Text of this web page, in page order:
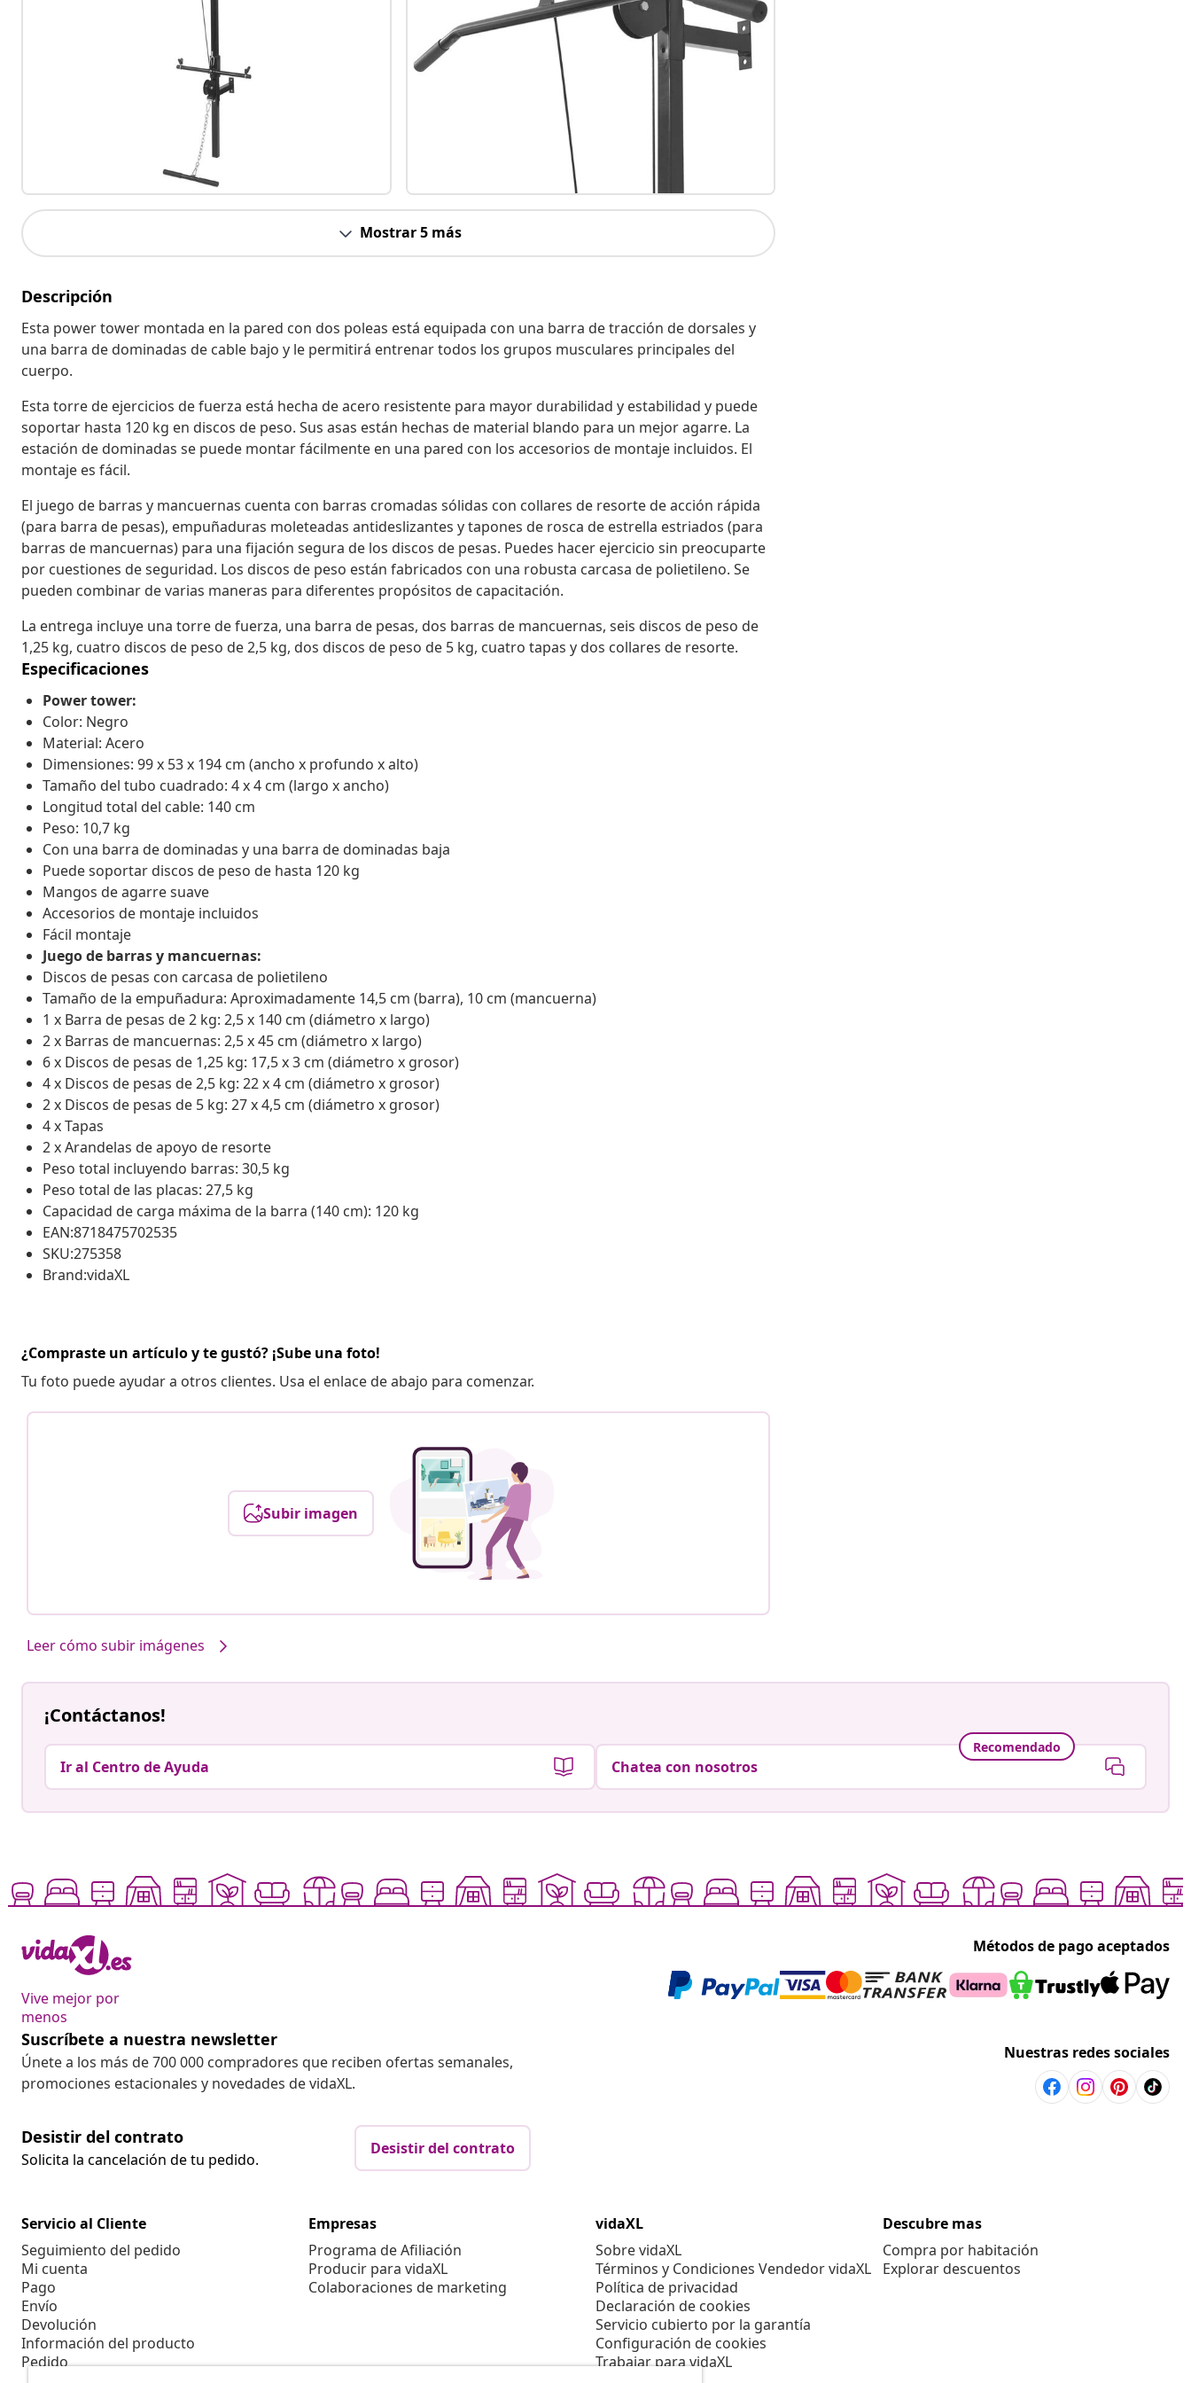
Mostrar 5 más
Descripción
Esta power tower montada en la pared con dos poleas está equipada con una barra de tracción de dorsales y
una barra de dominadas de cable bajo y le permitirá entrenar todos los grupos musculares principales del
cuerpo.
Esta torre de ejercicios de fuerza está hecha de acero resistente para mayor durabilidad y estabilidad y puede
soportar hasta 120 kg en discos de peso. Sus asas están hechas de material blando para un mejor agarre. La
estación de dominadas se puede montar fácilmente en una pared con los accesorios de montaje incluidos. El
montaje es fácil.
El juego de barras y mancuernas cuenta con barras cromadas sólidas con collares de resorte de acción rápida
(para barra de pesas), empuñaduras moleteadas antideslizantes y tapones de rosca de estrella estriados (para
barras de mancuernas) para una fijación segura de los discos de pesas. Puedes hacer ejercicio sin preocuparte
por cuestiones de seguridad. Los discos de peso están fabricados con una robusta carcasa de polietileno. Se
pueden combinar de varias maneras para diferentes propósitos de capacitación.
La entrega incluye una torre de fuerza, una barra de pesas, dos barras de mancuernas, seis discos de peso de
1,25 kg, cuatro discos de peso de 2,5 kg, dos discos de peso de 5 kg, cuatro tapas y dos collares de resorte.
Especificaciones
Power tower:
Color: Negro
Material: Acero
Dimensiones: 99 x 53 x 194 cm (ancho x profundo x alto)
Tamaño del tubo cuadrado: 4 x 4 cm (largo x ancho)
Longitud total del cable: 140 cm
Peso: 10,7 kg
Con una barra de dominadas y una barra de dominadas baja
Puede soportar discos de peso de hasta 120 kg
Mangos de agarre suave
Accesorios de montaje incluidos
Fácil montaje
Juego de barras y mancuernas:
Discos de pesas con carcasa de polietileno
Tamaño de la empuñadura: Aproximadamente 14,5 cm (barra), 10 cm (mancuerna)
1 x Barra de pesas de 2 kg: 2,5 x 140 cm (diámetro x largo)
2 x Barras de mancuernas: 2,5 x 45 cm (diámetro x largo)
6 x Discos de pesas de 1,25 kg: 17,5 x 3 cm (diámetro x grosor)
4 x Discos de pesas de 2,5 kg: 22 x 4 cm (diámetro x grosor)
2 x Discos de pesas de 5 kg: 27 x 4,5 cm (diámetro x grosor)
4 x Tapas
2 x Arandelas de apoyo de resorte
Peso total incluyendo barras: 30,5 kg
Peso total de las placas: 27,5 kg
Capacidad de carga máxima de la barra (140 cm): 120 kg
EAN:8718475702535
SKU:275358
Brand:vidaXL
¿Compraste un artículo y te gustó? ¡Sube una foto!
Tu foto puede ayudar a otros clientes. Usa el enlace de abajo para comenzar.
Subir imagen
Leer cómo subir imágenes
¡Contáctanos!
Ir al Centro de Ayuda
Recomendado
Chatea con nosotros
Vive mejor por
menos
Métodos de pago aceptados
Suscríbete a nuestra newsletter
Únete a los más de 700 000 compradores que reciben ofertas semanales,
promociones estacionales y novedades de vidaXL.
Nuestras redes sociales
Desistir del contrato
Solicita la cancelación de tu pedido.
Desistir del contrato
Servicio al Cliente
Seguimiento del pedido
Mi cuenta
Pago
Envío
Devolución
Información del producto
Pedido
Empresas
Programa de Afiliación
Producir para vidaXL
Colaboraciones de marketing
vidaXL
Sobre vidaXL
Términos y Condiciones Vendedor vidaXL
Política de privacidad
Declaración de cookies
Servicio cubierto por la garantía
Configuración de cookies
Trabajar para vidaXL
Descubre mas
Compra por habitación
Explorar descuentos